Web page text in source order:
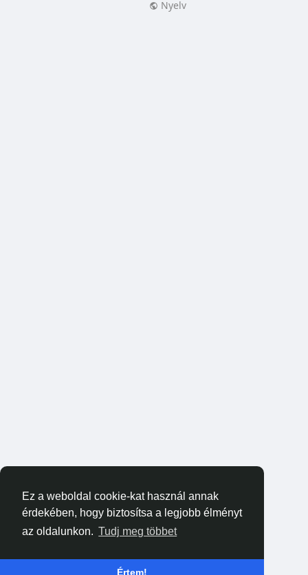
Ez a weboldal cookie-kat használ annak
érdekében, hogy biztosítsa a legjobb élményt
az oldalunkon. Tudj meg többet
Értem!
Nyelv